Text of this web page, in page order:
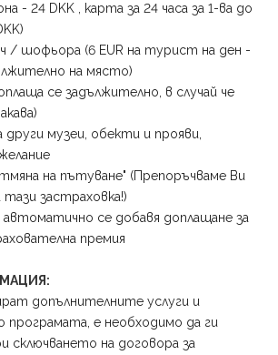
- 24 DKK , карта за 24 часа за 1-ва до
/ шофьора (6 EUR на турист на ден -
на място)
се задължително, в случай че
други музеи, обекти и прояви,
на пътуване" (Препоръчваме Ви
застраховка!)
автоматично се добавя доплащане за
премия
допълнителните услуги и
програмата, е необходимо да ги
сключването на договора за